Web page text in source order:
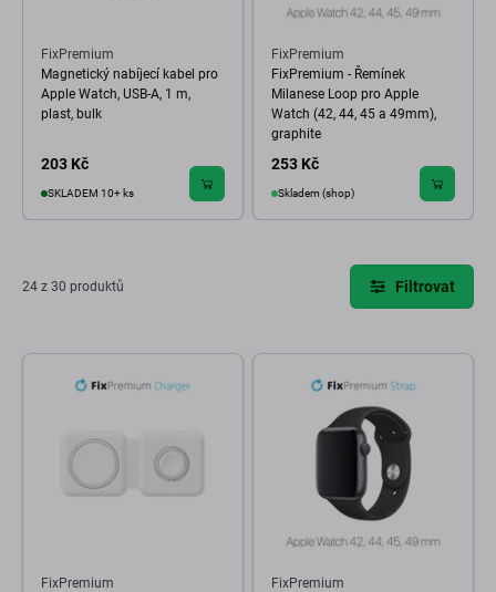
FixPremium
Magnetický nabíjecí kabel pro
Apple Watch, USB-A, 1 m,
plast, bulk
203 Kč
SKLADEM 10+ ks
FixPremium
FixPremium - Řemínek
Milanese Loop pro Apple
Watch (42, 44, 45 a 49mm),
graphite
253 Kč
Skladem (shop)
24 z 30 produktů Filtrovat
FixPremium
FixPremium